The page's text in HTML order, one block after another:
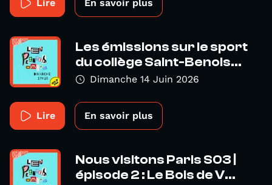
Lire En savoir plus
Les émissions sur le sport
du collège Saint-Benois...
Dimanche 14 Juin 2026
Lire En savoir plus
Nous visitons Paris S03 |
épisode 2 : Le Bois de V...